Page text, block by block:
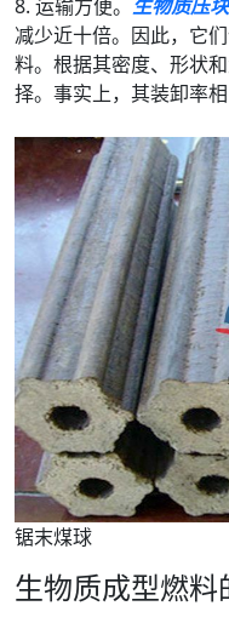
8. 运输方便。 生物质压
减少近十倍。因此，它
料。根据其密度、形状
择。事实上，其装卸率相
锯末煤球
生物质成型燃料